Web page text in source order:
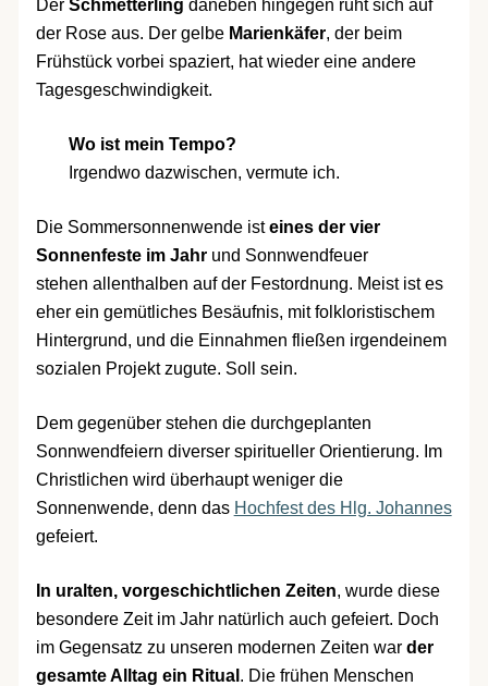
Der Schmetterling daneben hingegen ruht sich auf
der Rose aus. Der gelbe Marienkäfer, der beim
Frühstück vorbei spaziert, hat wieder eine andere
Tagesgeschwindigkeit.
Wo ist mein Tempo?
Irgendwo dazwischen, vermute ich.
Die Sommersonnenwende isteines der vier
Sonnenfeste im Jahrund Sonnwendfeuer
stehen allenthalben auf der Festordnung. Meist ist es
eher ein gemütliches Besäufnis, mit folkloristischem
Hintergrund, und die Einnahmen fließen irgendeinem
sozialen Projekt zugute. Soll sein.
Dem gegenüber stehen die durchgeplanten
Sonnwendfeiern diverser spiritueller Orientierung. Im
Christlichen wird überhaupt weniger die
Sonnenwende, denn das Hochfest des Hlg. Johannes
gefeiert.
In uralten, vorgeschichtlichen Zeiten, wurde diese
besondere Zeit im Jahr natürlich auch gefeiert. Doch
im Gegensatz zu unseren modernen Zeiten war der
gesamte Alltag ein Ritual . Die frühen Menschen